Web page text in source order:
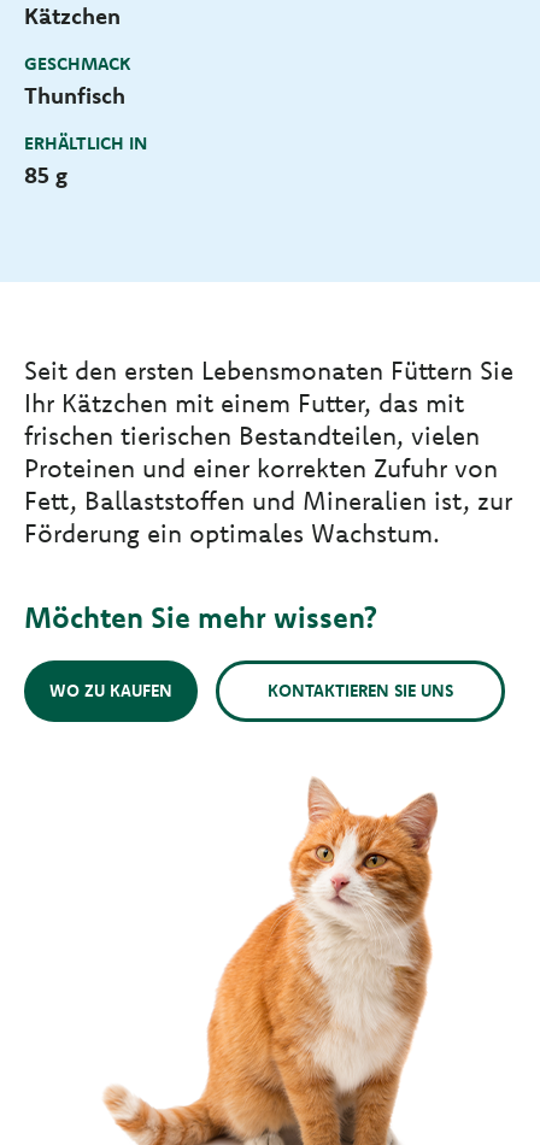
Kätzchen
GESCHMACK
Thunfisch
ERHÄLTLICH IN
85 g
Seit den ersten Lebensmonaten Füttern Sie
Ihr Kätzchen mit einem Futter, das mit
frischen tierischen Bestandteilen, vielen
Proteinen und einer korrekten Zufuhr von
Fett, Ballaststoffen und Mineralien ist, zur
Förderung ein optimales Wachstum.
Möchten Sie mehr wissen?
WO ZU KAUFEN KONTAKTIEREN SIE UNS